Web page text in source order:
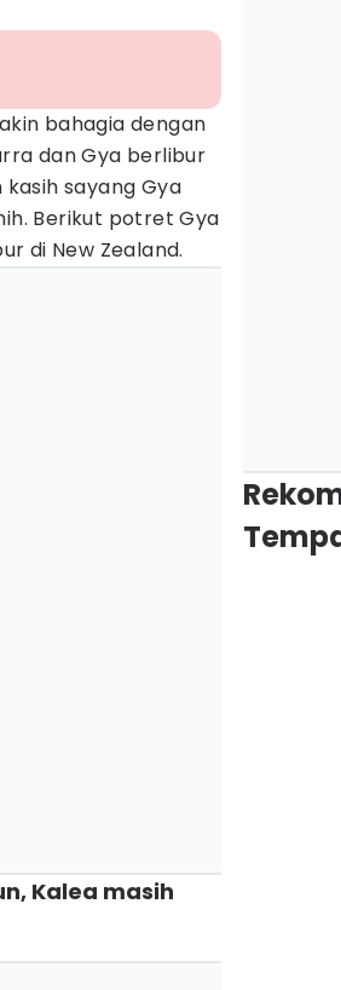
bahagia dengan
dan Gya berlibur
sayang Gya
Berikut potret Gya
di New Zealand.
Kalea masih